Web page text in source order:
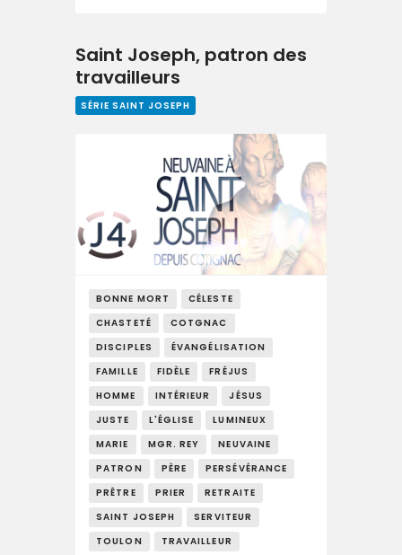
Saint Joseph, patron des
travailleurs
SÉRIE SAINT JOSEPH
BONNE MORT
CÉLESTE
CHASTETÉ
COTGNAC
DISCIPLES
ÉVANGÉLISATION
FAMILLE
FIDÈLE
FRÉJUS
HOMME
INTÉRIEUR
JÉSUS
JUSTE
L'ÉGLISE
LUMINEUX
MARIE
MGR. REY
NEUVAINE
PATRON
PÈRE
PERSÉVÉRANCE
PRÊTRE
PRIER
RETRAITE
SAINT JOSEPH
SERVITEUR
TOULON
TRAVAILLEUR